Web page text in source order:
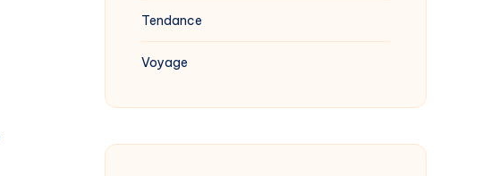
Tendance
Voyage